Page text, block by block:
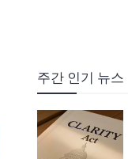
주간 인기 뉴스